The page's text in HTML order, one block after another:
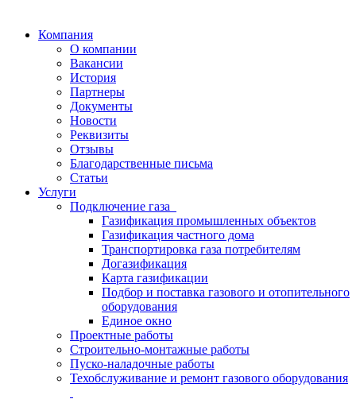
Компания
О компании
Вакансии
История
Партнеры
Документы
Новости
Реквизиты
Отзывы
Благодарственные письма
Статьи
Услуги
Подключение газа
Газификация промышленных объектов
Газификация частного дома
Транспортировка газа потребителям
Догазификация
Карта газификации
Подбор и поставка газового и отопительного
оборудования
Единое окно
Проектные работы
Строительно-монтажные работы
Пуско-наладочные работы
Техобслуживание и ремонт газового оборудования